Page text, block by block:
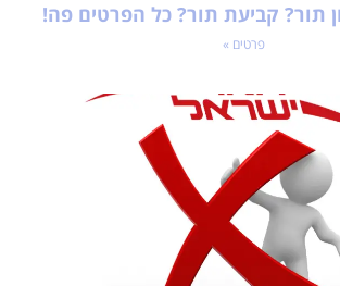
תור? קביעת תור? כל הפרטים פה!
פרטים »